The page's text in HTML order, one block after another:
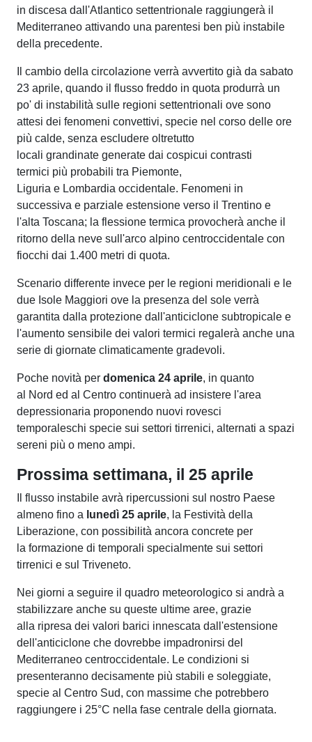
in discesa dall'Atlantico settentrionale raggiungerà il
Mediterraneo attivando una parentesi ben più instabile
della precedente.
Il cambio della circolazione verrà avvertito già da sabato
23 aprile, quando il flusso freddo in quota produrrà un
po' di instabilità sulle regioni settentrionali ove sono
attesi dei fenomeni convettivi, specie nel corso delle ore
più calde, senza escludere oltretutto
locali grandinate generate dai cospicui contrasti
termici più probabili tra Piemonte,
Liguria e Lombardia occidentale. Fenomeni in
successiva e parziale estensione verso il Trentino e
l'alta Toscana; la flessione termica provocherà anche il
ritorno della neve sull'arco alpino centroccidentale con
fiocchi dai 1.400 metri di quota.
Scenario differente invece per le regioni meridionali e le
due Isole Maggiori ove la presenza del sole verrà
garantita dalla protezione dall'anticiclone subtropicale e
l'aumento sensibile dei valori termici regalerà anche una
serie di giornate climaticamente gradevoli.
Poche novità per domenica 24 aprile, in quanto
al Nord ed al Centro continuerà ad insistere l'area
depressionaria proponendo nuovi rovesci
temporaleschi specie sui settori tirrenici, alternati a spazi
sereni più o meno ampi.
Prossima settimana, il 25 aprile
Il flusso instabile avrà ripercussioni sul nostro Paese
almeno fino a lunedì 25 aprile, la Festività della
Liberazione, con possibilità ancora concrete per
la formazione di temporali specialmente sui settori
tirrenici e sul Triveneto.
Nei giorni a seguire il quadro meteorologico si andrà a
stabilizzare anche su queste ultime aree, grazie
alla ripresa dei valori barici innescata dall'estensione
dell'anticiclone che dovrebbe impadronirsi del
Mediterraneo centroccidentale. Le condizioni si
presenteranno decisamente più stabili e soleggiate,
specie al Centro Sud, con massime che potrebbero
raggiungere i 25°C nella fase centrale della giornata.